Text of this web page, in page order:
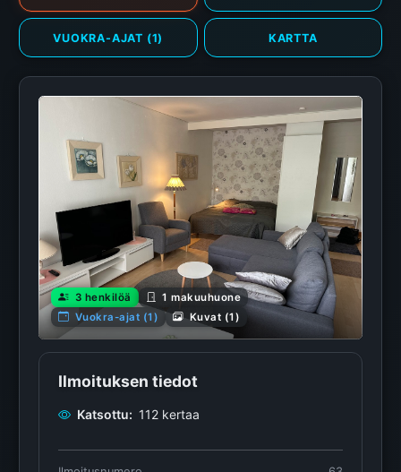
VUOKRA-AJAT (1) KARTTA
3 henkilöä
1 makuuhuone
Vuokra-ajat (1)
Kuvat (1)
Ilmoituksen tiedot
Katsottu: 112 kertaa